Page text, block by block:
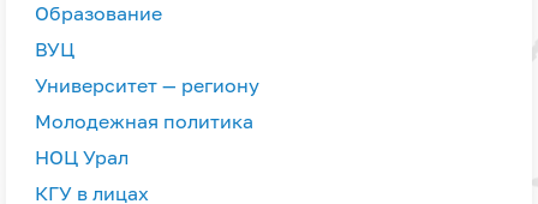
Образование
ВУЦ
Университет — региону
Молодежная политика
НОЦ Урал
КГУ в лицах